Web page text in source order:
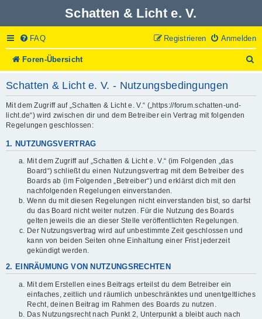
Schatten & Licht e. V.
FAQ Anmelden
Registrieren
Foren-Übersicht
u
Schatten & Licht e. V. - Nutzungsbedingungen
Mit dem Zugriff auf „Schatten & Licht e. V.“ („https://forum.schatten-und-
licht.de“) wird zwischen dir und dem Betreiber ein Vertrag mit folgenden
Regelungen geschlossen:
1. NUTZUNGSVERTRAG
Mit dem Zugriff auf „Schatten & Licht e. V.“ (im Folgenden „das
Board“) schließt du einen Nutzungsvertrag mit dem Betreiber des
Boards ab (im Folgenden „Betreiber“) und erklärst dich mit den
nachfolgenden Regelungen einverstanden.
Wenn du mit diesen Regelungen nicht einverstanden bist, so darfst
du das Board nicht weiter nutzen. Für die Nutzung des Boards
gelten jeweils die an dieser Stelle veröffentlichten Regelungen.
Der Nutzungsvertrag wird auf unbestimmte Zeit geschlossen und
kann von beiden Seiten ohne Einhaltung einer Frist jederzeit
gekündigt werden.
2. EINRÄUMUNG VON NUTZUNGSRECHTEN
Mit dem Erstellen eines Beitrags erteilst du dem Betreiber ein
einfaches, zeitlich und räumlich unbeschränktes und unentgeltliches
Recht, deinen Beitrag im Rahmen des Boards zu nutzen.
Das Nutzungsrecht nach Punkt 2, Unterpunkt a bleibt auch nach